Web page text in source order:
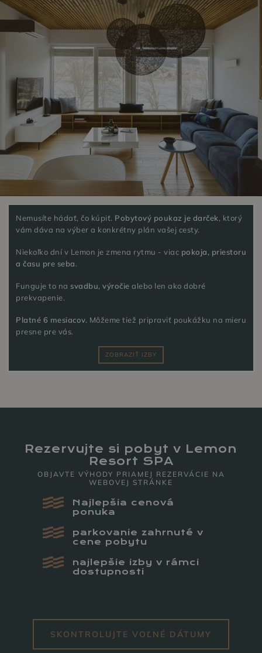
Nemusíte hádať, čo kúpiť. Pobytový poukaz je darček, ktorý
vám dáva na výber a konkrétny plán vašej cesty.
Niekoľko dní v Lemon je zmena rytmu - viac pokoja, priestoru
a času pre seba.
Funguje to na svadbu, výročie alebo len ako dobré
prekvapenie.
Platné 6 mesiacov. Môžeme tiež pripraviť poukážku na mieru
presne pre vás.
ZOBRAZIŤ IZBY
Rezervujte si pobyt v Lemon
Resort SPA
OBJAVTE VÝHODY PRIAMEJ REZERVÁCIE NA
WEBOVEJ STRÁNKE
Najlepšia cenová
ponuka
parkovanie zahrnuté v
cene pobytu
najlepšie izby v rámci
dostupnosti
SKONTROLUJTE VOĽNÉ DÁTUMY